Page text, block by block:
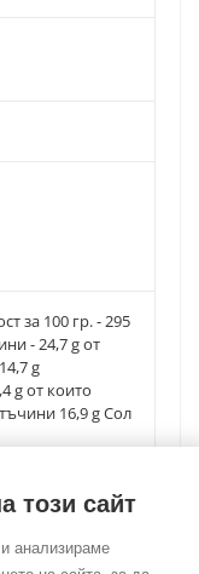
за 100 гр. - 295
- 24,7 g от
g
g от които
16,9 g Сол
този сайт
анализираме